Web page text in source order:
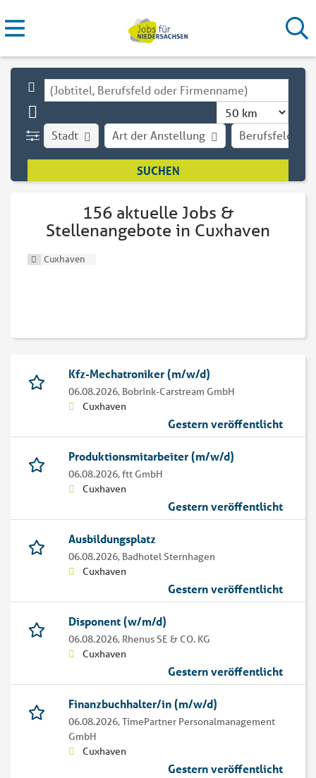
Stadt Art der Anstellung Berufsfeld
156 aktuelle Jobs &
Stellenangebote in Cuxhaven
Cuxhaven
Kfz-Mechatroniker (m/w/d)
06.08.2026, Bobrink-Carstream GmbH
Cuxhaven
Gestern veröffentlicht
Produktionsmitarbeiter (m/w/d)
06.08.2026,ftt GmbH
Cuxhaven
Gestern veröffentlicht
Ausbildungsplatz
06.08.2026, Badhotel Sternhagen
Cuxhaven
Gestern veröffentlicht
Disponent (w/m/d)
06.08.2026, Rhenus SE & CO. KG
Cuxhaven
Gestern veröffentlicht
Finanzbuchhalter/in (m/w/d)
06.08.2026,TimePartner Personalmanagement
GmbH
Cuxhaven
Gestern veröffentlicht